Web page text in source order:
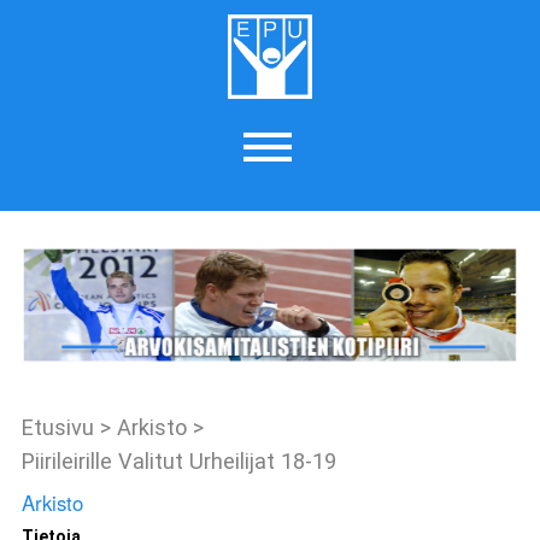
Etusivu > Arkisto >
Piirileirille Valitut Urheilijat 18-19
Arkisto